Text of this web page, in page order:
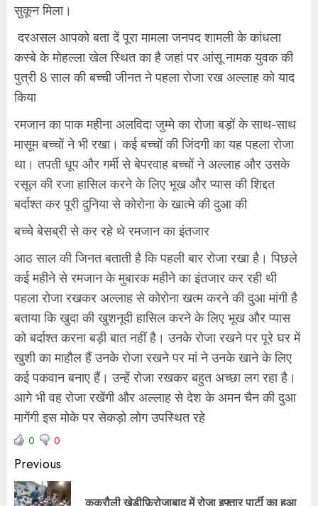
सुकून मिला।
दरअसल आपको बता दें पूरा मामला जनपद शामली के कांधला
कस्बे के मोहल्ला खेल स्थित का है जहां पर आंसू नामक युवक की
पुत्री 8 साल की बच्ची जीनत ने पहला रोजा रख अल्लाह को याद
किया
रमजान का पाक महीना अलविदा जुम्मे का रोजा बड़ों के साथ-साथ
मासूम बच्चों ने भी रखा। कई बच्चों की जिंदगी का यह पहला रोजा
था। तपती धूप और गर्मी से बेपरवाह बच्चों ने अल्लाह और उसके
रसूल की रजा हासिल करने के लिए भूख और प्यास की शिद्दत
बर्दाश्त कर पूरी दुनिया से कोरोना के खात्मे की दुआ की
बच्चे बेसब्री से कर रहे थे रमजान का इंतजार
आठ साल की जिनत बताती है कि पहली बार रोजा रखा है। पिछले
कई महीने से रमजान के मुबारक महीने का इंतजार कर रही थी
पहला रोजा रखकर अल्लाह से कोरोना खत्म करने की दुआ मांगी है
बताया कि खुदा की खुशनूदी हासिल करने के लिए भूख और प्यास
को बर्दाश्त करना बड़ी बात नहीं है। उनके रोजा रखने पर पूरे घर में
खुशी का माहौल हैं उनके रोजा रखने पर मां ने उनके खाने के लिए
कई पकवान बनाए हैं। उन्हें रोजा रखकर बहुत अच्छा लग रहा है।
आगे भी वह रोजा रखेंगी और अल्लाह से देश के अमन चैन की दुआ
मागेंगी इस मोके पर सेकड़ो लोग उपस्थित रहे
0 0
Previous
ककरौली खेड़ीफ़िरोजाबाद में रोज़ा इफ्तार पार्टी का हुआ